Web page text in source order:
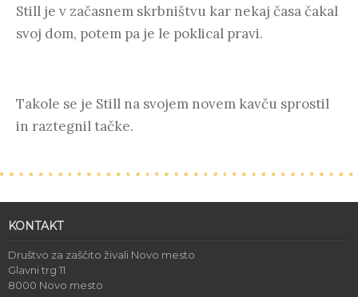
Still je v začasnem skrbništvu kar nekaj časa čakal
svoj dom, potem pa je le poklical pravi.
Takole se je Still na svojem novem kavču sprostil
in raztegnil tačke.
KONTAKT
Društvo za zaščito živali Novo mesto
Glavni trg 11
8000 Novo mesto